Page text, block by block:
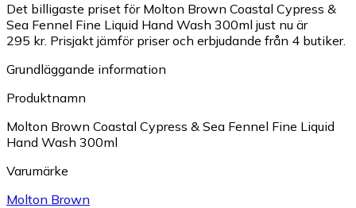
Det billigaste priset för Molton Brown Coastal Cypress &
Sea Fennel Fine Liquid Hand Wash 300ml just nu är
295 kr. Prisjakt jämför priser och erbjudande från 4 butiker.
Grundläggande information
Produktnamn
Molton Brown Coastal Cypress & Sea Fennel Fine Liquid
Hand Wash 300ml
Varumärke
Molton Brown